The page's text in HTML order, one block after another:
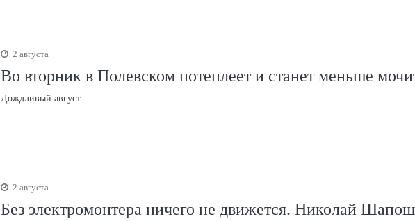
2 августа
Во вторник в Полевском потеплеет и станет меньше
Дождливый август
2 августа
Без электромонтера ничего не движется. Николай